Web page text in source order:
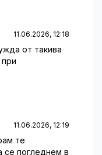
11.06.2026, 12:18
от такива
11.06.2026, 12:19
те
се погледнем в